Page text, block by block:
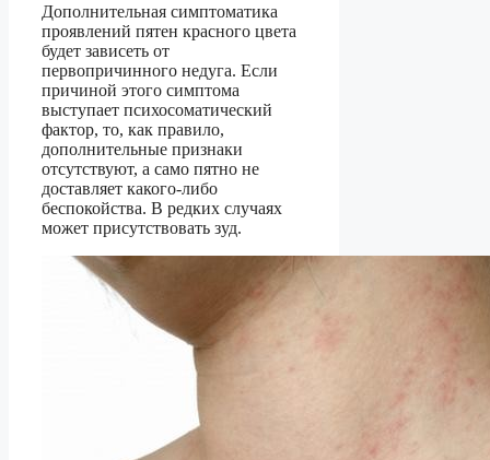
Дополнительная симптоматика
проявлений пятен красного цвета
будет зависеть от
первопричинного недуга. Если
причиной этого симптома
выступает психосоматический
фактор, то, как правило,
дополнительные признаки
отсутствуют, а само пятно не
доставляет какого-либо
беспокойства. В редких случаях
может присутствовать зуд.